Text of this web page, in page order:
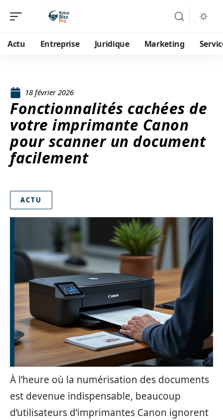
Actu Entreprise Juridique Marketing
18 février 2026
Fonctionnalités cachées de
votre imprimante Canon
pour scanner un document
facilement
ACTU
À l’heure où la numérisation des documents
est devenue indispensable, beaucoup
d’utilisateurs d’imprimantes Canon ignorent